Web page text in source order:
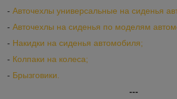
- Авточехлы универсальные на сиденья
- Авточехлы на сиденья по моделям
- Накидки на сиденья автомобиля;
- Колпаки на колеса;
- Брызговики.
---